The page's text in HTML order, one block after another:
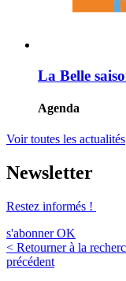
La Belle
Agenda
Voir toutes les actualités
Newsletter
Restez informés !
s'abonner OK
< Retourner à la
précédent